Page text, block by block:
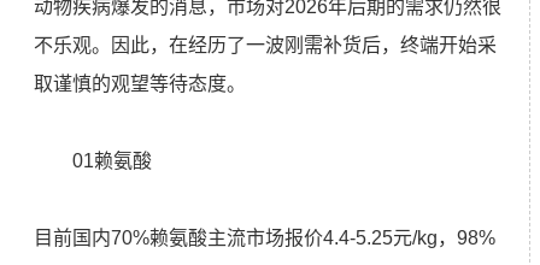
动物疾病爆发的消息，市场对2026年后期的需求仍然很
不乐观。因此，在经历了一波刚需补货后，终端开始采
取谨慎的观望等待态度。
01赖氨酸
目前国内70%赖氨酸主流市场报价4.4-5.25元/kg，98%